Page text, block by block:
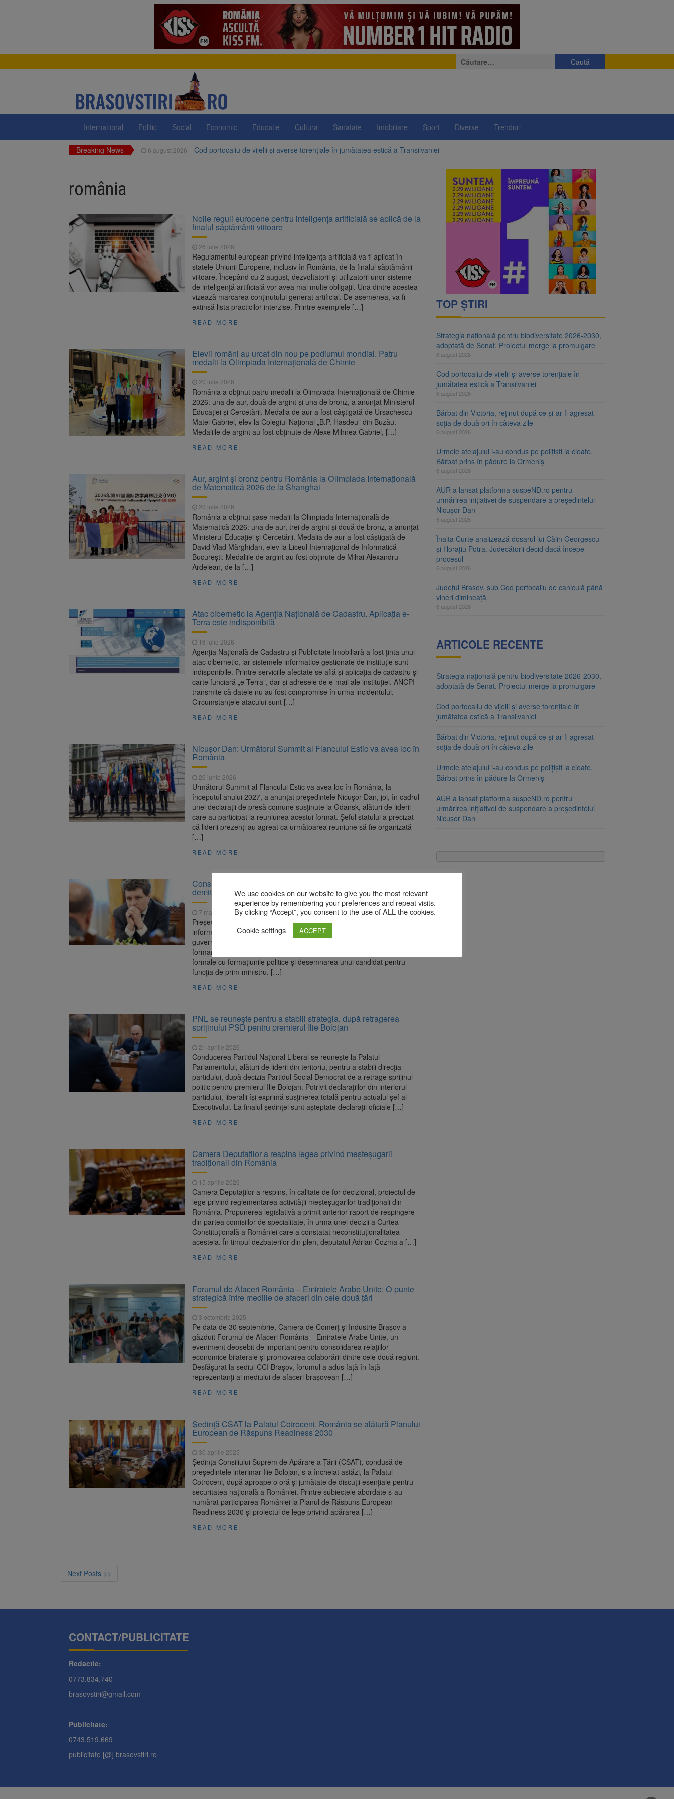
Caută
după:
International Politic Social Economic Educatie Cultura Sanatate Imobiliare Sport Diverse Trenduri
Breaking News 6 august 2026 Cod portocaliu de vijelii și averse torențiale în jumătatea estică a Transilvaniei
Bărbat din Victoria, reținut după ce și-ar fi agresat soția de două ori în câteva zile
Urmele atelajului i-au condus pe polițiști la cioate. Bărbat prins în pădure la Ormeniș
AUR a lansat platforma suspeND.ro pentru urmărirea inițiativei de suspendare a președintelui Nicușor
Dan
6 august 2026
Înalta Curte analizează dosarul lui Călin Georgescu și Horațiu Potra. Judecătorii decid dacă începe
procesul
6 august 2026 Strategia națională pentru biodiversitate 2026-2030, adoptată de Senat. Proiectul merge la promulgare
românia
Noile reguli europene pentru inteligența artificială se aplică de la
finalul săptămânii viitoare
26 iulie 2026
Regulamentul european privind inteligența artificială va fi aplicat în
statele Uniunii Europene, inclusiv în România, de la finalul săptămânii
viitoare. Începând cu 2 august, dezvoltatorii și utilizatorii unor sisteme
de inteligență artificială vor avea mai multe obligații. Una dintre acestea
vizează marcarea conținutului generat artificial. De asemenea, va fi
extinsă lista practicilor interzise. Printre exemplele […]
READ MORE
Elevii români au urcat din nou pe podiumul mondial. Patru
medalii la Olimpiada Internațională de Chimie
20 iulie 2026
România a obținut patru medalii la Olimpiada Internațională de Chimie
2026: una de aur, două de argint și una de bronz, a anunțat Ministerul
Educației și Cercetării. Medalia de aur a fost câștigată de Ursachescu
Matei Gabriel, elev la Colegiul Național „B.P. Hasdeu” din Buzău.
Medaliile de argint au fost obținute de Alexe Mihnea Gabriel, […]
READ MORE
Aur, argint și bronz pentru România la Olimpiada Internațională
de Matematică 2026 de la Shanghai
20 iulie 2026
România a obținut șase medalii la Olimpiada Internațională de
Matematică 2026: una de aur, trei de argint și două de bronz, a anunțat
Ministerul Educației și Cercetării. Medalia de aur a fost câștigată de
David-Vlad Mărghidan, elev la Liceul Internațional de Informatică
București. Medaliile de argint au fost obținute de Mihai Alexandru
Ardelean, de la […]
READ MORE
Atac cibernetic la Agenția Națională de Cadastru. Aplicația e-
Terra este indisponibilă
16 iulie 2026
Agenția Națională de Cadastru și Publicitate Imobiliară a fost ținta unui
atac cibernetic, iar sistemele informatice gestionate de instituție sunt
indisponibile. Printre serviciile afectate se află și aplicația de cadastru și
carte funciară „e-Terra”, dar și adresele de e-mail ale instituției. ANCPI
transmite că datele nu au fost compromise în urma incidentului.
Circumstanțele atacului sunt […]
READ MORE
Nicușor Dan: Următorul Summit al Flancului Estic va avea loc în
România
26 iunie 2026
Următorul Summit al Flancului Estic va avea loc în România, la
începutul anului 2027, a anunțat președintele Nicușor Dan, joi, în cadrul
unei declarații de presă comune susținute la Gdansk, alături de liderii
care au participat la reuniunea acestui format. Șeful statului a precizat
că liderii prezenți au agreat ca următoarea reuniune să fie organizată
[…]
READ MORE
Consultări la Cotroceni pentru desemnarea unui premier după
demiterea Guvernului Bolojan
7 mai 2026
Președintele Nicușor Dan ar urma să aibă astăzi noi consultări
informale cu liderii partidelor care au făcut parte din fosta coaliție de
guvernare, în încercarea de a obține un acord de principiu pentru
formarea unui nou Executiv. După această etapă, ar urma consultările
formale cu formațiunile politice și desemnarea unui candidat pentru
funcția de prim-ministru. […]
READ MORE
PNL se reunește pentru a stabili strategia, după retragerea
sprijinului PSD pentru premierul Ilie Bolojan
21 aprilie 2026
Conducerea Partidul Național Liberal se reunește la Palatul
Parlamentului, alături de liderii din teritoriu, pentru a stabili direcția
partidului, după decizia Partidul Social Democrat de a retrage sprijinul
politic pentru premierul Ilie Bolojan. Potrivit declarațiilor din interiorul
partidului, liberalii își exprimă susținerea totală pentru actualul șef al
Executivului. La finalul ședinței sunt așteptate declarații oficiale […]
READ MORE
Camera Deputaţilor a respins legea privind meşteşugarii
tradiţionali din România
15 aprilie 2026
Camera Deputaților a respins, în calitate de for decizional, proiectul de
lege privind reglementarea activității meșteșugarilor tradiționali din
România. Propunerea legislativă a primit anterior raport de respingere
din partea comisiilor de specialitate, în urma unei decizii a Curtea
Constituțională a României care a constatat neconstituționalitatea
acesteia. În timpul dezbaterilor din plen, deputatul Adrian Cozma a […]
READ MORE
Forumul de Afaceri România – Emiratele Arabe Unite: O punte
strategică între mediile de afaceri din cele două țări
3 octombrie 2025
Pe data de 30 septembrie, Camera de Comerț și Industrie Brașov a
găzduit Forumul de Afaceri România – Emiratele Arabe Unite, un
eveniment deosebit de important pentru consolidarea relațiilor
economice bilaterale și promovarea colaborării dintre cele două regiuni.
Desfășurat la sediul CCI Brașov, forumul a adus față în față
reprezentanți ai mediului de afaceri brașovean […]
READ MORE
Ședință CSAT la Palatul Cotroceni. România se alătură Planului
European de Răspuns Readiness 2030
30 aprilie 2025
Ședința Consiliului Suprem de Apărare a Țării (CSAT), condusă de
președintele interimar Ilie Bolojan, s-a încheiat astăzi, la Palatul
Cotroceni, după aproape o oră și jumătate de discuții esențiale pentru
securitatea națională a României. Printre subiectele abordate s-au
numărat participarea României la Planul de Răspuns European –
Readiness 2030 și proiectul de lege privind apărarea […]
READ MORE
Next Posts >>
TOP ȘTIRI
Strategia națională pentru biodiversitate 2026-2030,
adoptată de Senat. Proiectul merge la promulgare
6 august 2026
Cod portocaliu de vijelii și averse torențiale în
jumătatea estică a Transilvaniei
6 august 2026
Bărbat din Victoria, reținut după ce și-ar fi agresat
soția de două ori în câteva zile
6 august 2026
Urmele atelajului i-au condus pe polițiști la cioate.
Bărbat prins în pădure la Ormeniș
6 august 2026
AUR a lansat platforma suspeND.ro pentru
urmărirea inițiativei de suspendare a președintelui
Nicușor Dan
6 august 2026
Înalta Curte analizează dosarul lui Călin Georgescu
și Horațiu Potra. Judecătorii decid dacă începe
procesul
6 august 2026
Județul Brașov, sub Cod portocaliu de caniculă până
vineri dimineață
6 august 2026
ARTICOLE RECENTE
Strategia națională pentru biodiversitate 2026-2030,
adoptată de Senat. Proiectul merge la promulgare
Cod portocaliu de vijelii și averse torențiale în
jumătatea estică a Transilvaniei
Bărbat din Victoria, reținut după ce și-ar fi agresat
soția de două ori în câteva zile
Urmele atelajului i-au condus pe polițiști la cioate.
Bărbat prins în pădure la Ormeniș
AUR a lansat platforma suspeND.ro pentru
urmărirea inițiativei de suspendare a președintelui
Nicușor Dan
CONTACT/PUBLICITATE
Redactie:
0773.834.740
brasovstiri@gmail.com
Publicitate:
0743.519.669
publicitate [@] brasovstiri.ro
We use cookies on our website to give you the most relevant
experience by remembering your preferences and repeat visits.
By clicking “Accept”, you consent to the use of ALL the cookies.
Cookie settings
ACCEPT